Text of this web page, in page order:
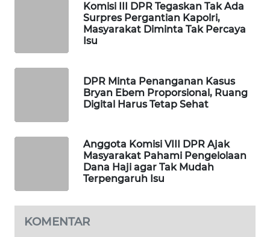
Komisi III DPR Tegaskan Tak Ada
Surpres Pergantian Kapolri,
Masyarakat Diminta Tak Percaya
Isu
DPR Minta Penanganan Kasus
Bryan Ebem Proporsional, Ruang
Digital Harus Tetap Sehat
Anggota Komisi VIII DPR Ajak
Masyarakat Pahami Pengelolaan
Dana Haji agar Tak Mudah
Terpengaruh Isu
KOMENTAR
WAHANA
PERSONA
HEALTH